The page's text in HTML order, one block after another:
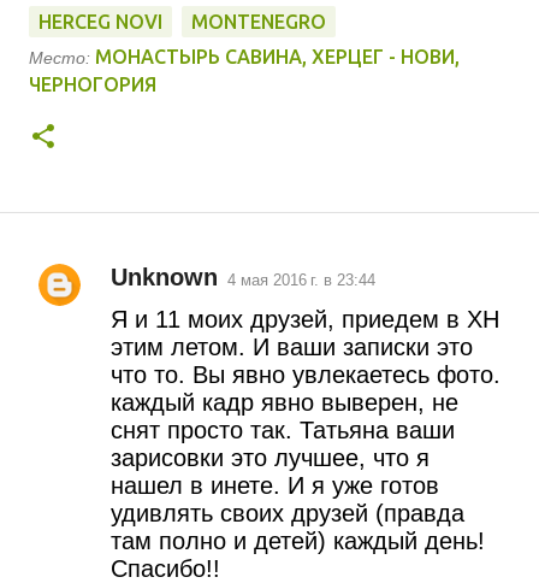
HERCEG NOVI
MONTENEGRO
Место: МОНАСТЫРЬ САВИНА, ХЕРЦЕГ - НОВИ,
ЧЕРНОГОРИЯ
К
Unknown 4 мая 2016 г. в 23:44
Я и 11 моих друзей, приедем в ХН
этим летом. И ваши записки это
что то. Вы явно увлекаетесь фото.
каждый кадр явно выверен, не
снят просто так. Татьяна ваши
зарисовки это лучшее, что я
нашел в инете. И я уже готов
удивлять своих друзей (правда
там полно и детей) каждый день!
Спасибо!!